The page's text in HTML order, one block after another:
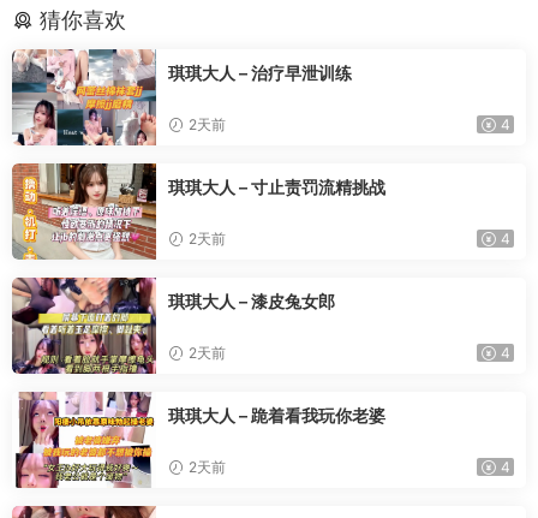
猜你喜欢
琪琪大人 – 治疗早泄训练
2天前 4
琪琪大人 – 寸止责罚流精挑战
2天前 4
琪琪大人 – 漆皮兔女郎
2天前 4
琪琪大人 – 跪着看我玩你老婆
2天前 4